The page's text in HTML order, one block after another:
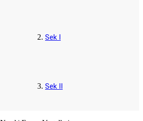
Sek I
Sek II